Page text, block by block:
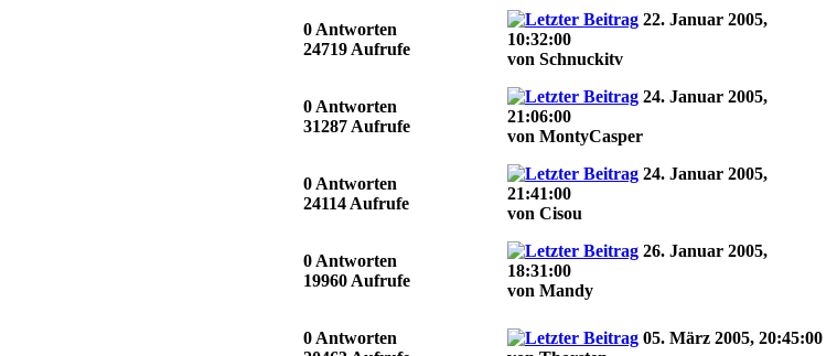
0 Antworten
24719 Aufrufe
22. Januar 2005,
10:32:00
von Schnuckitv
0 Antworten
31287 Aufrufe
24. Januar 2005,
21:06:00
von MontyCasper
0 Antworten
24114 Aufrufe
24. Januar 2005,
21:41:00
von Cisou
0 Antworten
19960 Aufrufe
26. Januar 2005,
18:31:00
von Mandy
0 Antworten
05. März 2005, 20:45:00